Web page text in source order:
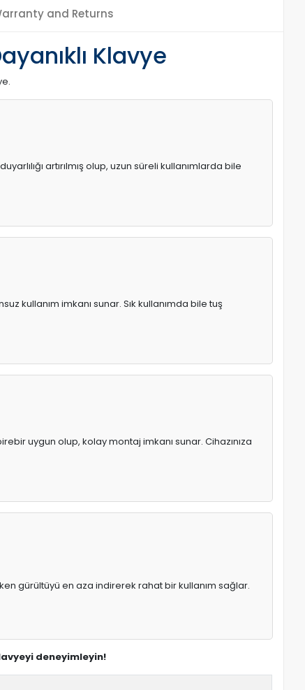
and Returns
Klavye
artırılmış olup, uzun süreli kullanımlarda bile
kullanım imkanı sunar. Sık kullanımda bile tuş
uygun olup, kolay montaj imkanı sunar. Cihazınıza
gürültüyü en aza indirerek rahat bir kullanım sağlar.
deneyimleyin!